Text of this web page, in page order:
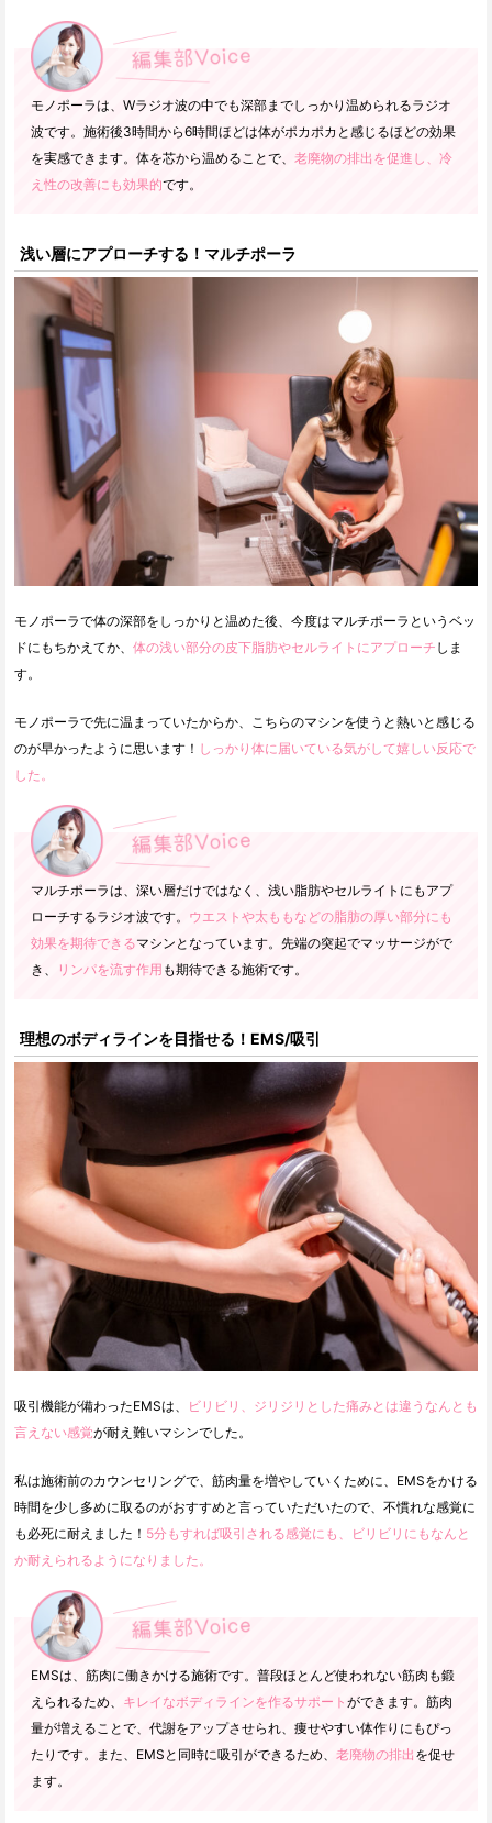
モノポーラは、Wラジオ波の中でも深部までしっかり温められるラジオ
波です。施術後3時間から6時間ほどは体がポカポカと感じるほどの効果
を実感できます。体を芯から温めることで、 老廃物の排出を促進し、冷
え性の改善にも効果的です。
浅い層にアプローチする！マルチポーラ
モノポーラで体の深部をしっかりと温めた後、今度はマルチポーラというベッ
ドにもちかえてか、 体の浅い部分の皮下脂肪やセルライトにアプローチ しま
す。
モノポーラで先に温まっていたからか、こちらのマシンを使うと熱いと感じる
のが早かったように思います！ しっかり体に届いている気がして嬉しい反応で
した。
マルチポーラは、深い層だけではなく、浅い脂肪やセルライトにもアプ
ローチするラジオ波です。 ウエストや太ももなどの脂肪の厚い部分にも
効果を期待できるマシンとなっています。先端の突起でマッサージがで
き、
リンパを流す作用 も期待できる施術です。
理想のボディラインを目指せる！EMS/吸引
吸引機能が備わったEMSは、
ビリビリ、ジリジリとした痛みとは違うなんとも
言えない感覚が耐え難いマシンでした。
私は施術前のカウンセリングで、筋肉量を増やしていくために、EMSをかける
時間を少し多めに取るのがおすすめと言っていただいたので、不慣れな感覚に
も必死に耐えました！ 5分もすれば吸引される感覚にも、ビリビリにもなんと
か耐えられるようになりました。
EMSは、筋肉に働きかける施術です。普段ほとんど使われない筋肉も鍛
えられるため、 キレイなボディラインを作るサポート ができます。筋肉
量が増えることで、代謝をアップさせられ、痩せやすい体作りにもぴっ
たりです。また、EMSと同時に吸引ができるため、 老廃物の排出 を促せ
ます。